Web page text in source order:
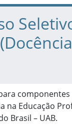
na Educação
Brasil – UAB.